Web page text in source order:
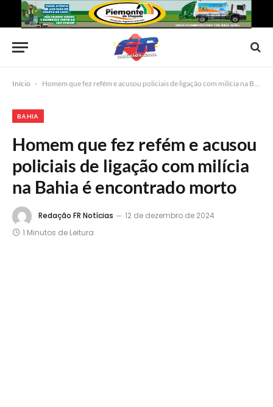
Início - Homem que fez refém e acusou policiais de ligação com milícia na Bahia é encontrado morto
BAHIA
Homem que fez refém e acusou
policiais de ligação com milícia
na Bahia é encontrado morto
Redação FR Notícias
12 de dezembro de 2024
1 Minutos de Leitura